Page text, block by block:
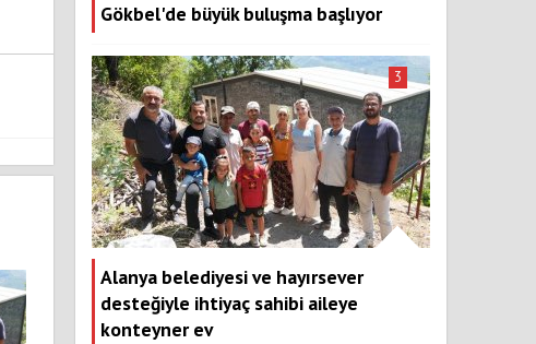
Gökbel'de büyük buluşma başlıyor
Alanya belediyesi ve hayırsever
desteğiyle ihtiyaç sahibi aileye
konteyner ev
3